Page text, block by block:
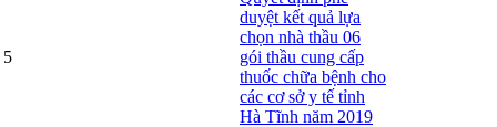
5
duyệt kết quả lựa
chọn nhà thầu 06
gói thầu cung cấp
thuốc chữa bệnh cho
các cơ sở y tế tỉnh
Hà Tĩnh năm 2019